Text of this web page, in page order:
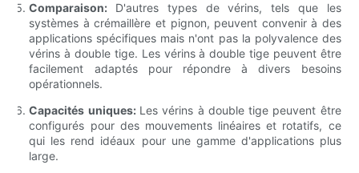
Comparaison: D'autres types de vérins, tels que les
systèmes à crémaillère et pignon, peuvent convenir à des
applications spécifiques mais n'ont pas la polyvalence des
vérins à double tige. Les vérins à double tige peuvent être
facilement adaptés pour répondre à divers besoins
opérationnels.
Capacités uniques: Les vérins à double tige peuvent être
configurés pour des mouvements linéaires et rotatifs, ce
qui les rend idéaux pour une gamme d'applications plus
large.